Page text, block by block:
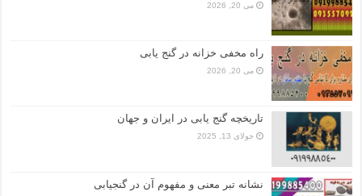
می 20, 2026
راه مخفی خزانه در گنج یابی
می 20, 2026
تاریخچه گنج‌ یابی در ایران و جهان
جولای 13, 2025
نشانه تبر معنی و مفهوم آن در گنجیابی